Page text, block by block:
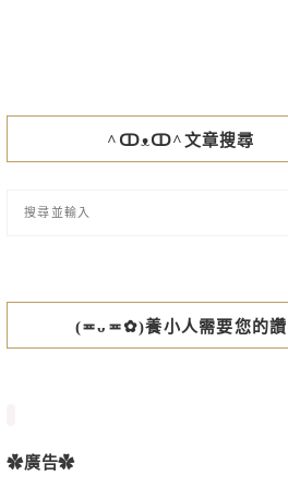
^ↀᴥↀ^文章搜尋
(≖ᴗ≖✿)養小人需要您的讚
✿廣告✿